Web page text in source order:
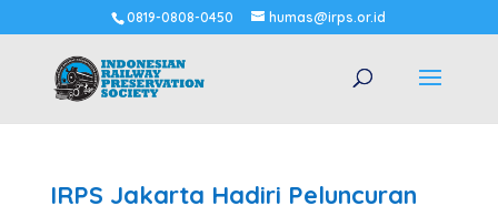
0819-0808-0450 humas@irps.or.id
IRPS Jakarta Hadiri Peluncuran